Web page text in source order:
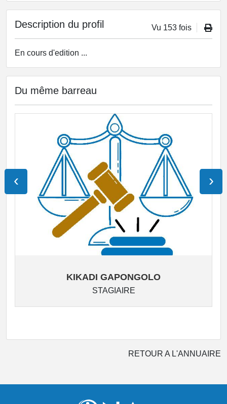
Description du profil Vu 153 fois
En cours d'edition ...
Du même barreau
KIKADI GAPONGOLO
STAGIAIRE
‹ ›
RETOUR A L'ANNUAIRE